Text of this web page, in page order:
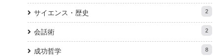
サイエンス・歴史 2
会話術 2
成功哲学 8